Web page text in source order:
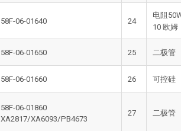
58F-06-01640 24
电阻
10 欧姆
58F-06-01650 25 二极管
58F-06-01660 26 可控硅
58F-06-01860
XA2817/XA6093/PB4673
27 二极管